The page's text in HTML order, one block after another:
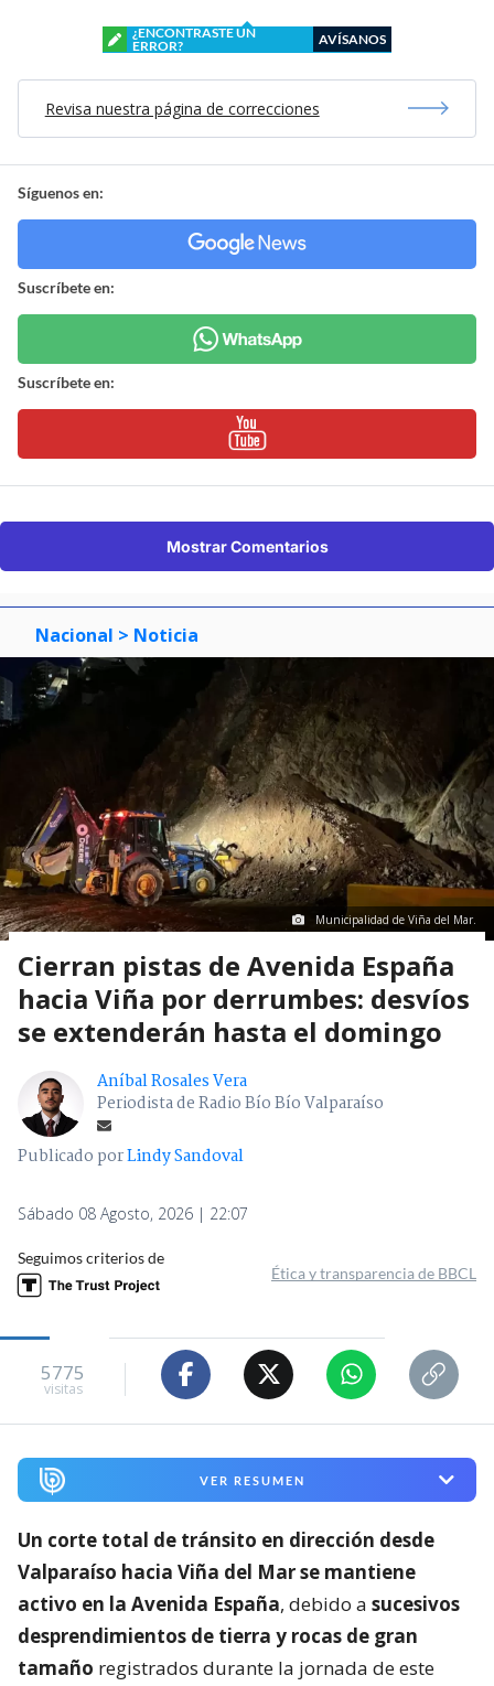
¿ENCONTRASTE UN
ERROR?
AVÍSANOS
Revisa nuestra página de correcciones
Síguenos en:
Suscríbete en:
Suscríbete en:
Mostrar Comentarios
Nacional > Noticia
Municipalidad de Viña del Mar.
Cierran pistas de Avenida España
hacia Viña por derrumbes: desvíos
se extenderán hasta el domingo
Aníbal Rosales Vera
Periodista de Radio Bío Bío Valparaíso
Publicado porLindy Sandoval
Sábado 08 Agosto, 2026 | 22:07
Seguimos criterios de
Ética y transparencia de BBCL
5775
visitas
VER RESUMEN
Un corte total de tránsito en dirección desde
Valparaíso hacia Viña del Mar se mantiene
activo en la Avenida España, debido a sucesivos
desprendimientos de tierra y rocas de gran
tamaño registrados durante la jornada de este